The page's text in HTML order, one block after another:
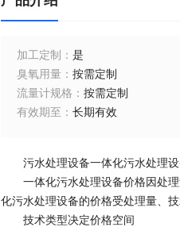
加工定制 ： 是
臭氧用量 ： 按需定制
流量计规格 ： 按需定制
有效期至 ： 长期有效
污水处理设备一体化污水处理设
一体化污水处理设备价格因处理
化污水处理设备的价格受处理量、
技术类型决定价格空间